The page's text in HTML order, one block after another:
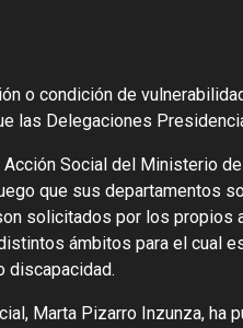
o condición de
las Delegaciones
Social del Ministerio
que sus departamentos
solicitados por los
ámbitos para el cual
discapacidad.
Marta Pizarro Inzunza,